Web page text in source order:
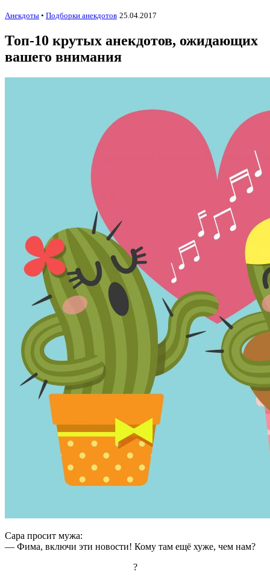
Анекдоты • Подборки анекдотов 25.04.2017
Топ-10 крутых анекдотов, ожидающих
вашего внимания
Сара просит мужа:
— Фима, включи эти новости! Кому там ещё хуже, чем нам?
?